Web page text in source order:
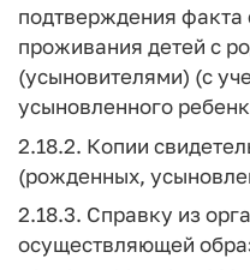
подтверждения факта
проживания детей с
(усыновителями) (с
усыновленного
2.18.2. Копии
(рожденных,
2.18.3. Справку из
осуществляющей